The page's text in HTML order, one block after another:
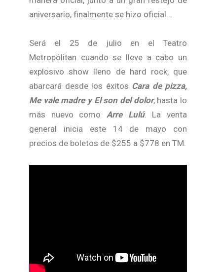
aniversario, finalmente se hizo oficial...
Será el 25 de julio en el Teatro
Metropólitan cuando se lleve a cabo un
explosivo show lleno de hard rock, que
abarcará desde los éxitos Cara de pizza,
Me vale madre y El son del dolor, hasta lo
más nuevo como Arre Lulú. La venta
general inicia este 14 de mayo con
precios de boletos de $255 a $778 en TM.